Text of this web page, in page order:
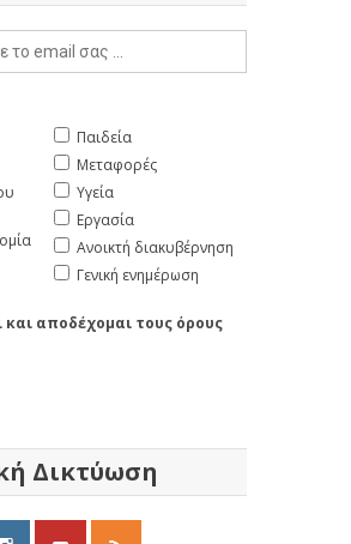
Παιδεία
Μεταφορές
Υγεία
Εργασία
Ανοικτή διακυβέρνηση
Γενική ενημέρωση
αποδέχομαι τους όρους
Δικτύωση